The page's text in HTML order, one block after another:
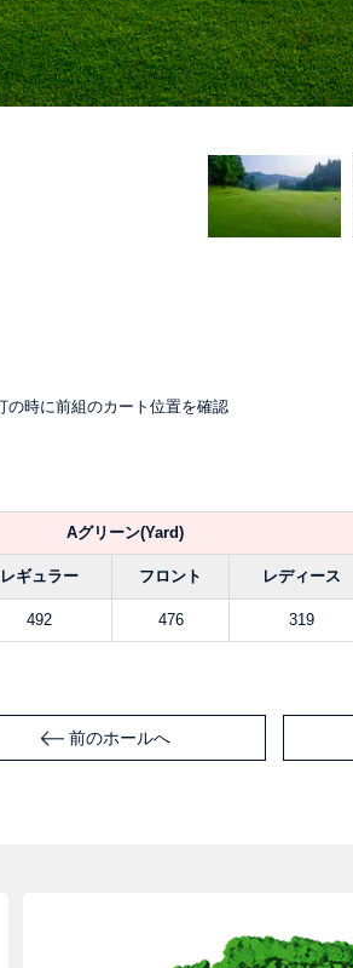
時に前組のカート位置を確認
Aグリーン(Yard)
レギュラー フロント レディース
492 476 319
前のホールへ